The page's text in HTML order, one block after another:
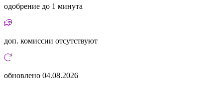
одобрение до 1 минута
доп. комиссии отсутствуют
обновлено 04.08.2026